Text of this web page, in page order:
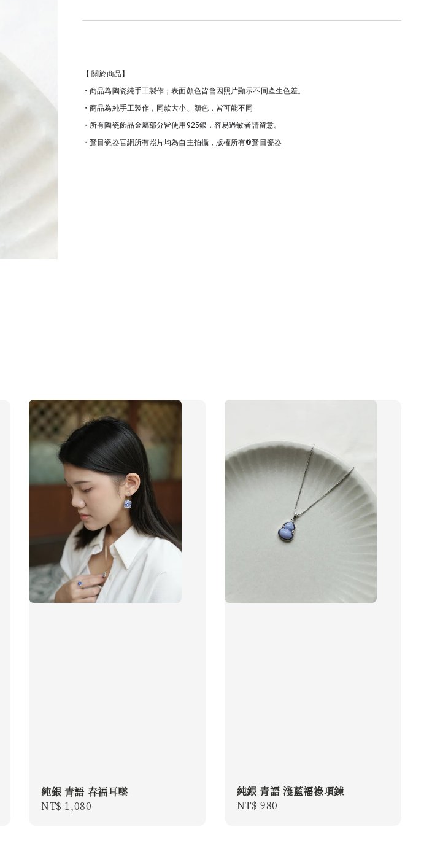
【 關於商品】
・商品為陶瓷純手工製作；表面顏色皆會因照片顯示不同產生色差。
・商品為純手工製作，同款大小、顏色，皆可能不同
・所有陶瓷飾品金屬部分皆使用925銀，容易過敏者請留意。
・鶯目瓷器官網所有照片均為自主拍攝，版權所有®鶯目瓷器
純銀 青語 春福耳墜
Regular
NT$ 1,080
純銀 青語 淺藍福祿項鍊
Regular
NT$ 980